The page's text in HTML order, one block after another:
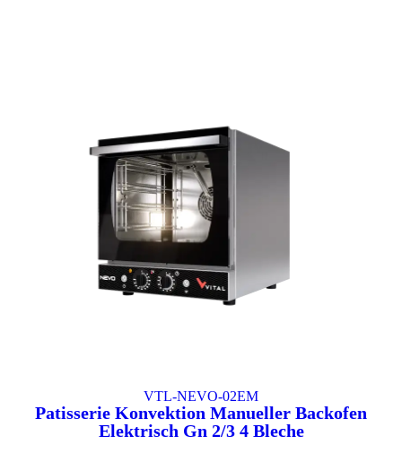
VTL-NEVO-02EM
Patisserie Konvektion Manueller Backofen
Elektrisch Gn 2/3 4 Bleche